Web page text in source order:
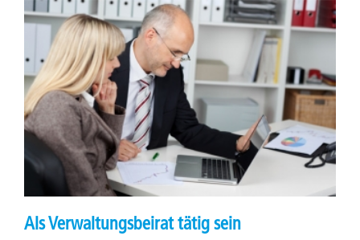
Als Verwaltungsbeirat tätig sein